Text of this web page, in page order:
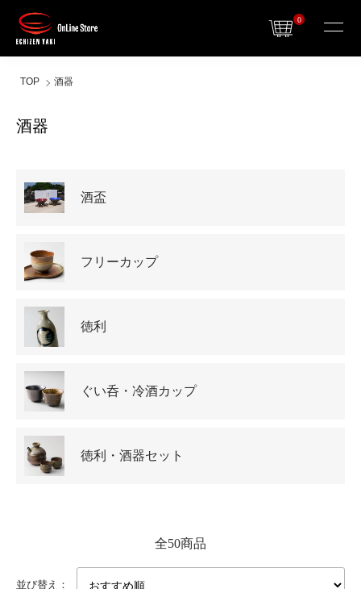
0
TOP 酒器
酒器
酒盃
フリーカップ
徳利
ぐい呑・冷酒カップ
徳利・酒器セット
全50商品
並び替え：